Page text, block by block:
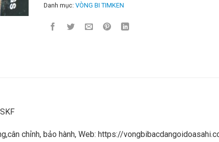
Danh mục: VÒNG BI TIMKEN
chỉnh, bảo hành, Web: https://